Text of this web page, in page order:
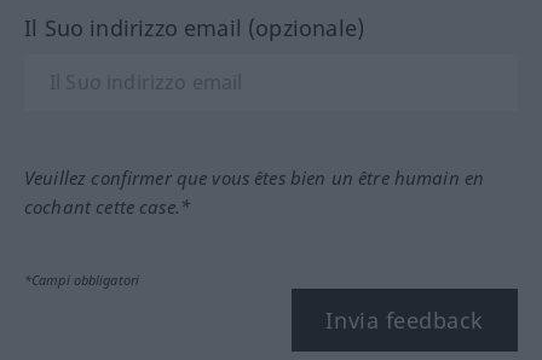
Il Suo indirizzo email (opzionale)
Veuillez confirmer que vous êtes bien un être humain en
cochant cette case.*
*Campi obbligatori
Invia feedback